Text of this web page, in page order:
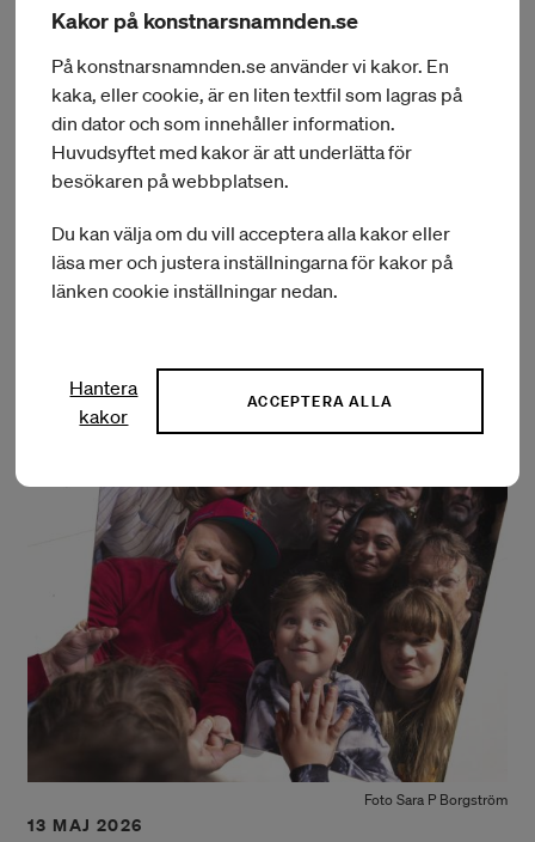
26 MAJ 2026
Välkommen ny dansstipendiat Scilla
Foto Sara P Borgström
13 MAJ 2026
Kakor på konstnarsnamnden.se
På konstnarsnamnden.se använder vi kakor. En
kaka, eller cookie, är en liten textfil som lagras på
din dator och som innehåller information.
Huvudsyftet med kakor är att underlätta för
besökaren på webbplatsen.
Du kan välja om du vill acceptera alla kakor eller
läsa mer och justera inställningarna för kakor på
länken cookie inställningar nedan.
Hantera
kakor
ACCEPTERA ALLA